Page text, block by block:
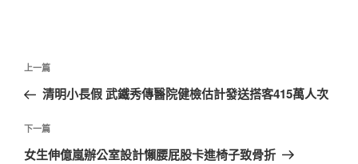
文
導
覽
上
一
文
章
上一篇
清明小長假 武鐵秀傳醫院健檢估計發送搭客415萬人次
下
一
下一篇
女生伸億嵐辦公室設計懶腰屁股卡進椅子致骨折